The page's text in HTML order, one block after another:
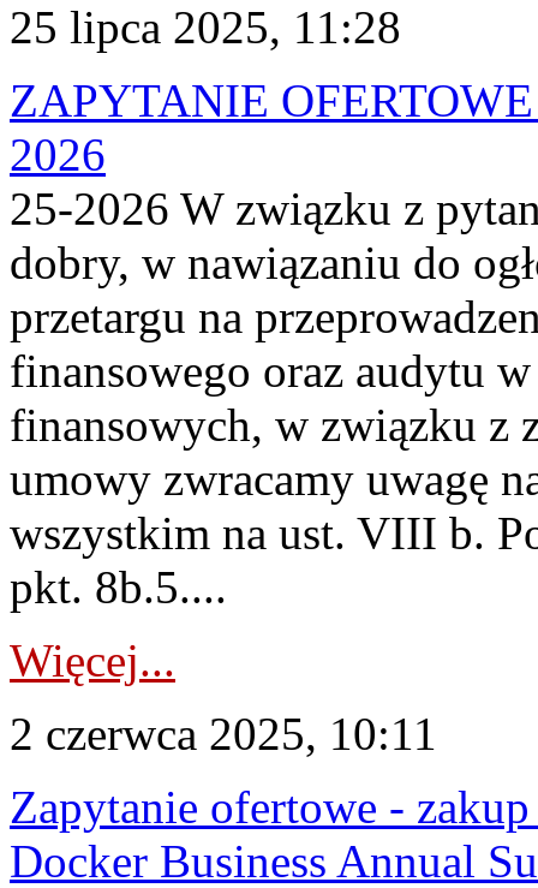
25 lipca 2025, 11:28
ZAPYTANIE
2026
25-2026 W związku z
dobry, w nawiązaniu do
przetargu na
finansowego oraz audytu
finansowych, w związku z
umowy zwracamy uwagę
wszystkim na ust. VIII b.
pkt. 8b.5....
Więcej...
2 czerwca 2025, 10:11
Zapytanie ofertowe -
Docker Business Annual